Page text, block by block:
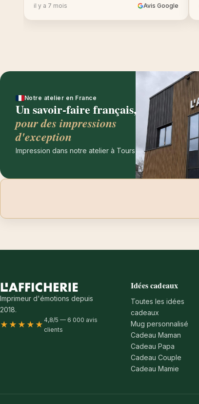
il y a 7 mois Avis Google
Notre atelier en France
Un savoir-faire français,
pour des impressions
d'exception
Impression dans notre atelier à Tours
Imprimeur d'émotions depuis
2018.
★★★★★ 4,8/5 — 6 000 avis
clients
Idées cadeaux
Toutes les idées
cadeaux
Mug personnalisé
Cadeau Maman
Cadeau Papa
Cadeau Couple
Cadeau Mamie